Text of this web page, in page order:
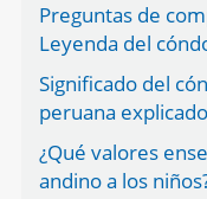
Preguntas de
Leyenda del
Significado del
peruana
¿Qué valores
andino a los